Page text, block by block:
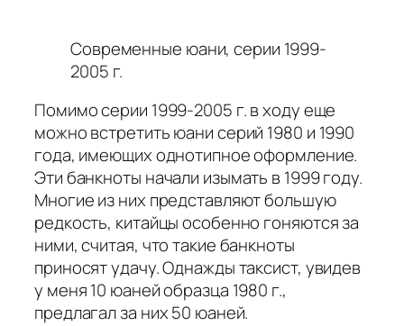
Современные юани, серии 1999-
2005 г.
Помимо серии 1999-2005 г. в ходу еще
можно встретить юани серий 1980 и 1990
года, имеющих однотипное оформление.
Эти банкноты начали изымать в 1999 году.
Многие из них представляют большую
редкость, китайцы особенно гоняются за
ними, считая, что такие банкноты
приносят удачу. Однажды таксист, увидев
у меня 10 юаней образца 1980 г.,
предлагал за них 50 юаней.